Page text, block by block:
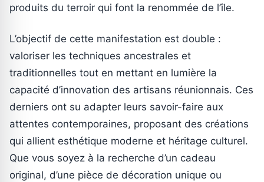
produits du terroir qui font la renommée de l’île.
L’objectif de cette manifestation est double :
valoriser les techniques ancestrales et
traditionnelles tout en mettant en lumière la
capacité d’innovation des artisans réunionnais. Ces
derniers ont su adapter leurs savoir-faire aux
attentes contemporaines, proposant des créations
qui allient esthétique moderne et héritage culturel.
Que vous soyez à la recherche d’un cadeau
original, d’une pièce de décoration unique ou